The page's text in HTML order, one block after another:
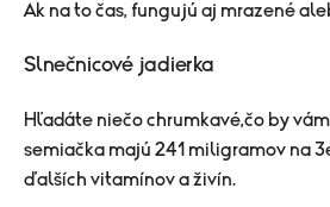
Ak na to čas, fungujú aj mrazené
Slnečnicové jadierka
Hľadáte niečo chrumkavé,čo by
semiačka majú 241 miligramov na
ďalších vitamínov a živín.